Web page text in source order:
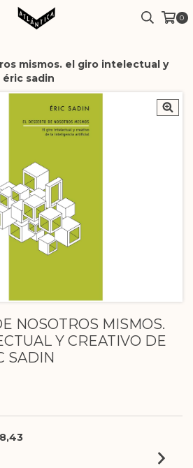
0
mismos. el giro intelectual y
sadin
NOSOTROS MISMOS.
Y CREATIVO DE
SADIN